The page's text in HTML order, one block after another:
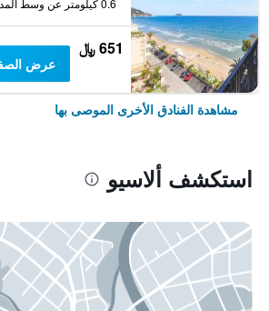
0.6 كيلومتر عن وسط المدينة
651 ﷼
عرض
مشاهدة الفنادق الأخرى الموصى بها
استكشف ألاسيو